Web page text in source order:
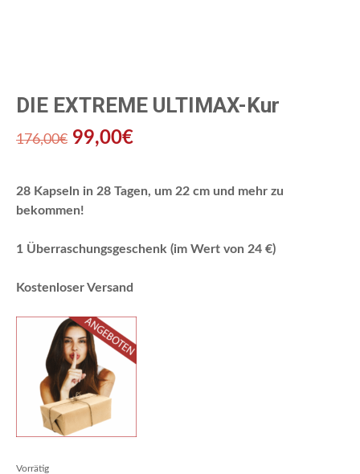
DIE EXTREME ULTIMAX-Kur
176,00€ Ursprünglicher
war:
99,00€Aktueller
ist:
28 Kapseln in 28 Tagen, um 22 cm und mehr zu
bekommen!
1 Überraschungsgeschenk (im Wert von 24 €)
Kostenloser Versand
Vorrätig